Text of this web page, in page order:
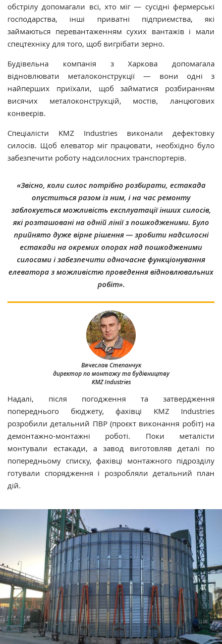
обстрілу допомагали всі, хто міг — сусідні фермерські
господарства, інші приватні підприємства, які
займаються перевантаженням сухих вантажів і мали
спецтехніку для того, щоб вигрібати зерно.
Будівельна компанія з Харкова допомагала
відновлювати металоконструкції — вони одні з
найперших приїхали, щоб займатися розбиранням
висячих металоконструкцій, мостів, ланцюгових
конвеєрів.
Спеціалісти KMZ Industries виконали дефектовку
силосів. Щоб елеватор міг працювати, необхідно було
забезпечити роботу надсилосних транспортерів.
Вячеслав Степанчук
директор по монтажу та будівництву
KMZ Industries
«Звісно, коли силос потрібно розбирати, естакада
опуститься разом із ним, і на час ремонту
заблокується можливість експлуатації інших силосів,
які розташовані на одній лінії з пошкодженими. Було
прийнято дуже вірне рішення — зробити надсилосні
естакади на окремих опорах над пошкодженими
силосами і забезпечити одночасне функціонування
елеватора з можливістю проведення відновлювальних
робіт».
Надалі, після погодження та затвердження
попереднього бюджету, фахівці KMZ Industries
розробили детальний ПВР (проєкт виконання робіт) на
демонтажно-монтажні роботі. Поки металісти
монтували естакади, а завод виготовляв деталі по
попередньому списку, фахівці монтажного підрозділу
готували спорядження і розробляли детальний план
дій.